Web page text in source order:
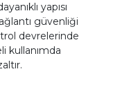
yapısı
güvenliği
devrelerinde
kullanımda